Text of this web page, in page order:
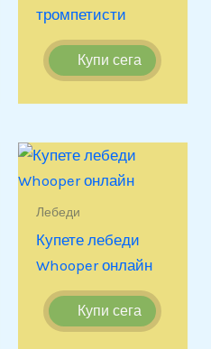
тромпетисти
Купи сега
Лебеди
Купете лебеди
Whooper онлайн
Купи сега